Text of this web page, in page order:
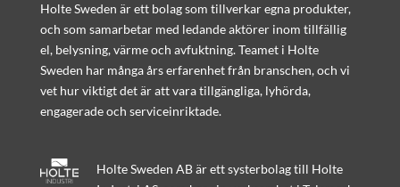
Holte Sweden är ett bolag som tillverkar egna produkter,
och som samarbetar med ledande aktörer inom tillfällig
el, belysning, värme och avfuktning. Teamet i Holte
Sweden har många års erfarenhet från branschen, och vi
vet hur viktigt det är att vara tillgängliga, lyhörda,
engagerade och serviceinriktade.
Holte Sweden AB är ett systerbolag till Holte